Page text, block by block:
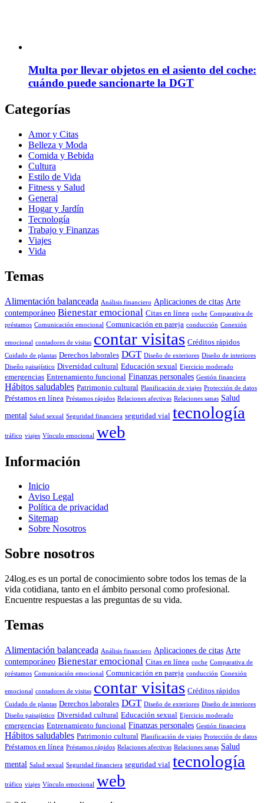
Multa por llevar objetos en el asiento del coche:
cuándo puede sancionarte la DGT
Categorías
Amor y Citas
Belleza y Moda
Comida y Bebida
Cultura
Estilo de Vida
Fitness y Salud
General
Hogar y Jardín
Tecnología
Trabajo y Finanzas
Viajes
Vida
Temas
Alimentación balanceada Análisis financiero Aplicaciones de citas Arte
contemporáneo Bienestar emocional Citas en línea coche Comparativa de
préstamos Comunicación emocional Comunicación en pareja conducción Conexión
emocional contadores de visitas contar visitas Créditos rápidos
Cuidado de plantas Derechos laborales DGT Diseño de exteriores Diseño de interiores
Diseño paisajístico Diversidad cultural Educación sexual Ejercicio moderado
emergencias Entrenamiento funcional Finanzas personales Gestión financiera
Hábitos saludables Patrimonio cultural Planificación de viajes Protección de datos
Préstamos en línea Préstamos rápidos Relaciones afectivas Relaciones sanas Salud
mental Salud sexual Seguridad financiera seguridad vial tecnología
tráfico viajes Vínculo emocional web
Información
Inicio
Aviso Legal
Política de privacidad
Sitemap
Sobre Nosotros
Sobre nosotros
24log.es es un portal de conocimiento sobre todos los temas de la
vida cotidiana, tanto en el ámbito personal como profesional.
Encuentre respuestas a las preguntas de su vida.
Temas
Alimentación balanceada Análisis financiero Aplicaciones de citas Arte
contemporáneo Bienestar emocional Citas en línea coche Comparativa de
préstamos Comunicación emocional Comunicación en pareja conducción Conexión
emocional contadores de visitas contar visitas Créditos rápidos
Cuidado de plantas Derechos laborales DGT Diseño de exteriores Diseño de interiores
Diseño paisajístico Diversidad cultural Educación sexual Ejercicio moderado
emergencias Entrenamiento funcional Finanzas personales Gestión financiera
Hábitos saludables Patrimonio cultural Planificación de viajes Protección de datos
Préstamos en línea Préstamos rápidos Relaciones afectivas Relaciones sanas Salud
mental Salud sexual Seguridad financiera seguridad vial tecnología
tráfico viajes Vínculo emocional web